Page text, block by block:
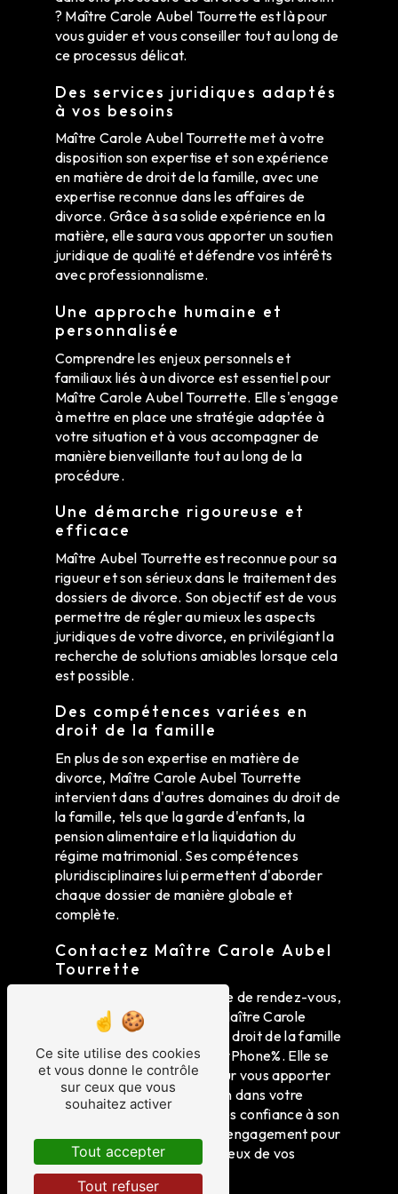
? Maître Carole Aubel Tourrette est là pour
vous guider et vous conseiller tout au long de
ce processus délicat.
Des services juridiques adaptés
à vos besoins
Maître Carole Aubel Tourrette met à votre
disposition son expertise et son expérience
en matière de droit de la famille, avec une
expertise reconnue dans les affaires de
divorce. Grâce à sa solide expérience en la
matière, elle saura vous apporter un soutien
juridique de qualité et défendre vos intérêts
avec professionnalisme.
Une approche humaine et
personnalisée
Comprendre les enjeux personnels et
familiaux liés à un divorce est essentiel pour
Maître Carole Aubel Tourrette. Elle s'engage
à mettre en place une stratégie adaptée à
votre situation et à vous accompagner de
manière bienveillante tout au long de la
procédure.
Une démarche rigoureuse et
efficace
Maître Aubel Tourrette est reconnue pour sa
rigueur et son sérieux dans le traitement des
dossiers de divorce. Son objectif est de vous
permettre de régler au mieux les aspects
juridiques de votre divorce, en privilégiant la
recherche de solutions amiables lorsque cela
est possible.
Des compétences variées en
droit de la famille
En plus de son expertise en matière de
divorce, Maître Carole Aubel Tourrette
intervient dans d'autres domaines du droit de
la famille, tels que la garde d'enfants, la
pension alimentaire et la liquidation du
régime matrimonial. Ses compétences
pluridisciplinaires lui permettent d'aborder
chaque dossier de manière globale et
complète.
Contactez Maître Carole Aubel
Tourrette
Pour toute question ou prise de rendez-vous,
n'hésitez pas à contacter Maître Carole
Aubel Tourrette, Avocat en droit de la famille
à Ingersheim, au %companyPhone%. Elle se
tient à votre disposition pour vous apporter
son expertise et son soutien dans votre
procédure de divorce. Faites confiance à son
professionnalisme et à son engagement pour
défendre vos intérêts au mieux de vos
intérêts.
Ce site utilise des cookies
et vous donne le contrôle
sur ceux que vous
souhaitez activer
Tout accepter
Tout refuser